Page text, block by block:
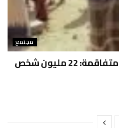
مجتمع
اليمن أمام كارثة إنسانية متفاقمة: 22 مليون شخص